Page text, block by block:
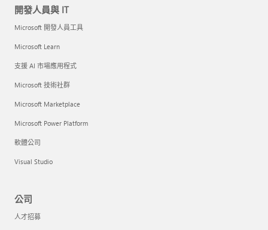
開發人員與 IT
Microsoft 開發人員工具
Microsoft Learn
支援 AI 市場應用程式
Microsoft 技術社群
Microsoft Marketplace
Microsoft Power Platform
軟體公司
Visual Studio
公司
人才招募